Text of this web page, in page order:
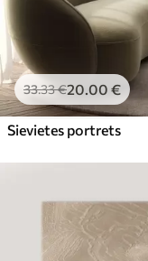
33.33€20.00 €
Sievietes portrets